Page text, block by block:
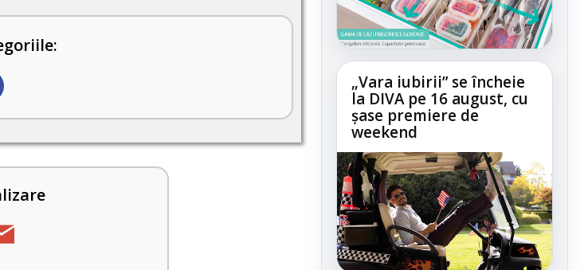
„Vara iubirii” se încheie
la DIVA pe 16 august, cu
șase premiere de
weekend